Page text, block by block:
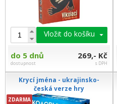
Vložit do košíku
do 5 dnů
dostupnost
269,- Kč
s DPH
Krycí jména - ukrajinsko-
česká verze hry
ZDARMA